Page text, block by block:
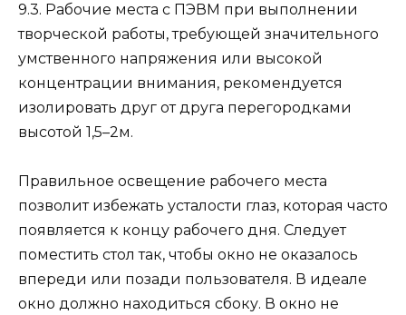
9.3. Рабочие места с ПЭВМ при выполнении
творческой работы, требующей значительного
умственного напряжения или высокой
концентрации внимания, рекомендуется
изолировать друг от друга перегородками
высотой 1,5–2м.
Правильное освещение рабочего места
позволит избежать усталости глаз, которая часто
появляется к концу рабочего дня. Следует
поместить стол так, чтобы окно не оказалось
впереди или позади пользователя. В идеале
окно должно находиться сбоку. В окно не